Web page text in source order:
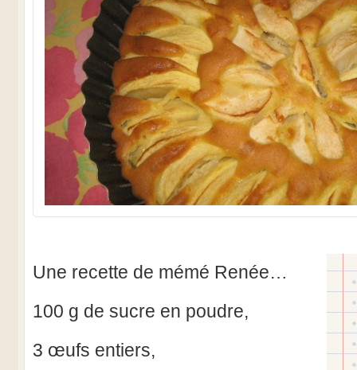
Une recette de mémé Renée…
100 g de sucre en poudre,
3 œufs entiers,